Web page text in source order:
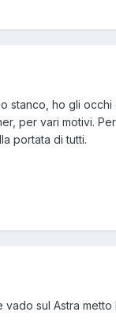
stanco, ho gli
per vari motivi.
portata di tutti.
sul Astra